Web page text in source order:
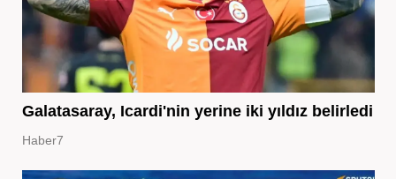
Galatasaray, Icardi'nin yerine iki yıldız belirledi
Haber7